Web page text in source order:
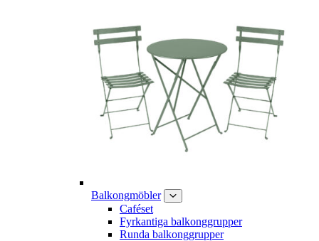
Balkongmöbler
Caféset
Fyrkantiga balkonggrupper
Runda balkonggrupper